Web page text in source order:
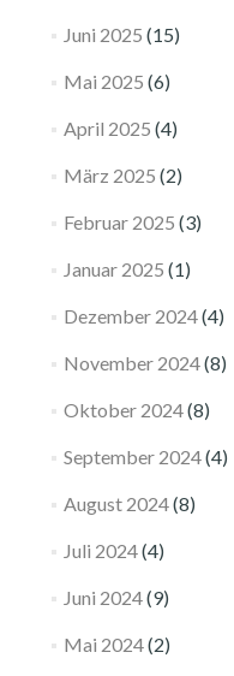
Juni 2025 (15)
Mai 2025 (6)
April 2025 (4)
März 2025 (2)
Februar 2025 (3)
Januar 2025 (1)
Dezember 2024(4)
November 2024(8)
Oktober 2024(8)
September 2024(4)
August 2024(8)
Juli 2024(4)
Juni 2024(9)
Mai 2024(2)